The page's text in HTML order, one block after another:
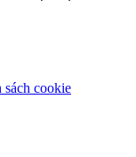
sách cookie